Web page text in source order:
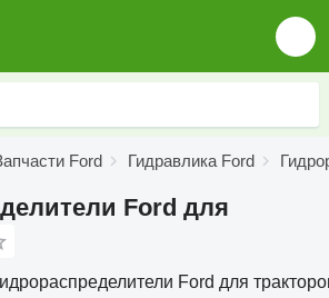
Ford Гидравлика Ford
Ford для
Ford для